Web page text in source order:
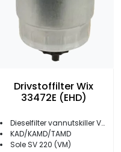
Drivstoffilter Wix
33472E (EHD)
Dieselfilter vannutskiller Volvo Penta
KAD/KAMD/TAMD
Sole SV 220 (VM)